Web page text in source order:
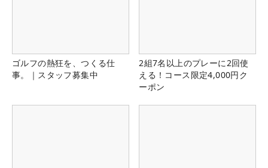
ゴルフの熱狂を、つくる仕
事。｜スタッフ募集中
2組7名以上のプレーに2回使
える！コース限定4,000円ク
ーポン